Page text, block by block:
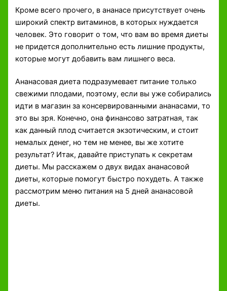
Кроме всего прочего, в ананасе присутствует очень
широкий спектр витаминов, в которых нуждается
человек. Это говорит о том, что вам во время диеты
не придется дополнительно есть лишние продукты,
которые могут добавить вам лишнего веса.
Ананасовая диета подразумевает питание только
свежими плодами, поэтому, если вы уже собирались
идти в магазин за консервированными ананасами, то
это вы зря. Конечно, она финансово затратная, так
как данный плод считается экзотическим, и стоит
немалых денег, но тем не менее, вы же хотите
результат? Итак, давайте приступать к секретам
диеты. Мы расскажем о двух видах ананасовой
диеты, которые помогут быстро похудеть. А также
рассмотрим меню питания на 5 дней ананасовой
диеты.